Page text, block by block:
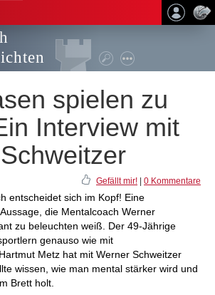
spielen zu
Interview mit
Gefällt mir! 0 Kommentare
entscheidet sich im Kopf! Eine
die Mentalcoach Werner
zu beleuchten weiß. Der 49-Jährige
genauso wie mit
Metz hat mit Werner Schweitzer
wissen, wie man mental stärker wird und
Brett holt.